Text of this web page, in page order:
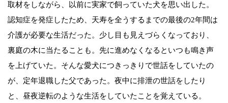
取材をしながら、以前に実家で飼っていた犬を思い出した。
認知症を発症したため、天寿を全うするまでの最後の2年間は
介護が必要な生活だった。少し目も見えづらくなっており、
裏庭の木に当たることも。先に進めなくなるといつも鳴き声
を上げていた。そんな愛犬につきっきりで世話をしていたの
が、定年退職した父であった。夜中に排泄の世話をしたり
と、昼夜逆転のような生活をしていたことを覚えている。